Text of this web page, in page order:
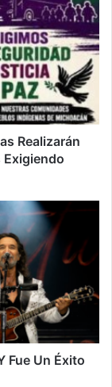
Realizarán
Exigiendo
Fue Un Éxito